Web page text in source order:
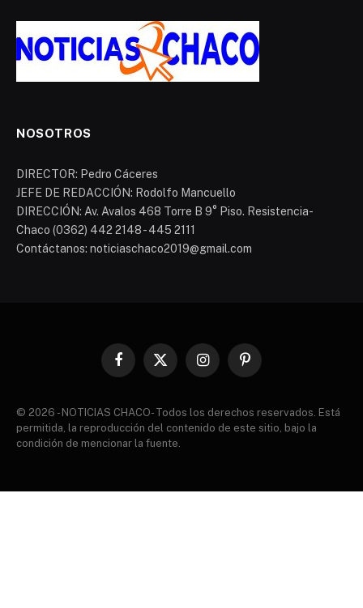
NOSOTROS
DIRECTOR: Pedro Cáceres
JEFE DE REDACCIÓN: Rodolfo Mancuello
DIRECCIÓN: Av. Avalos 468 Torre B 9° Piso. Resistencia-
Chaco (0362) 442 2148 - 445 2111
Contáctanos: noticiaschaco2019@gmail.com
Facebook
X
InstagramPinterest
© 2026 - NOTICIAS CHACO- Todos los derechos reservados. Está
permitida, la reproducción del contenido de este sitio, bajo la
condición de mencionar la fuente.